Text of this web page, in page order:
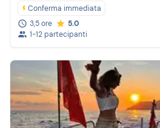
Conferma immediata
3,5 ore
5.0
1-12 partecipanti